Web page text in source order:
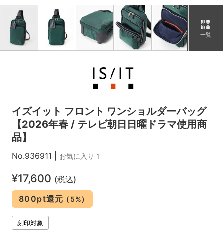
一覧
イズイット フロント ワンショルダーバッグ
【2026年春 / テレビ朝日日曜ドラマ使用商
品】
No.936911 お気に入り 1
¥17,600 (税込)
800pt還元 (5%)
刻印対象